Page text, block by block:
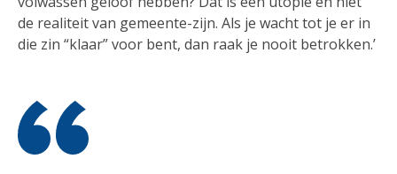
de realiteit van gemeente-zijn. Als je wacht tot je er in
die zin “klaar” voor bent, dan raak je nooit betrokken.’